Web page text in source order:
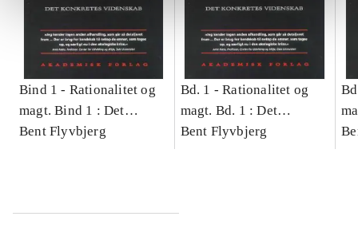
Bind 1 - Rationalitet og
magt. Bind 1 : Det
konkretes videnskab
Bent Flyvbjerg
Bd. 1 -Rationalitet og
magt. Bd. 1 : Det
konkretes videnskab
Bent Flyvbjerg